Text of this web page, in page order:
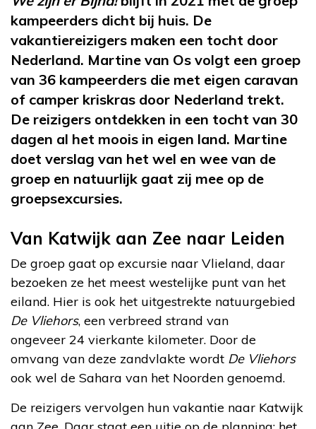
kampeerders dicht bij huis. De
vakantiereizigers maken een tocht door
Nederland. Martine van Os volgt een groep
van 36 kampeerders die met eigen caravan
of camper kriskras door Nederland trekt.
De reizigers ontdekken in een tocht van 30
dagen al het moois in eigen land. Martine
doet verslag van het wel en wee van de
groep en natuurlijk gaat zij mee op de
groepsexcursies.
Van Katwijk aan Zee naar Leiden
De groep gaat op excursie naar Vlieland, daar
bezoeken ze het meest westelijke punt van het
eiland. Hier is ook het uitgestrekte natuurgebied
De Vliehors, een verbreed strand van
ongeveer 24 vierkante kilometer. Door de
omvang van deze zandvlakte wordt De Vliehors
ook wel de Sahara van het Noorden genoemd.
De reizigers vervolgen hun vakantie naar Katwijk